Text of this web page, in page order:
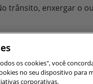
trânsito, enxergar o
Para otimizar sua
seus dados pessoais
concorda com nossas
Rights
OneTrust
os cookies", você
no seu dispositivo para
corporativas.